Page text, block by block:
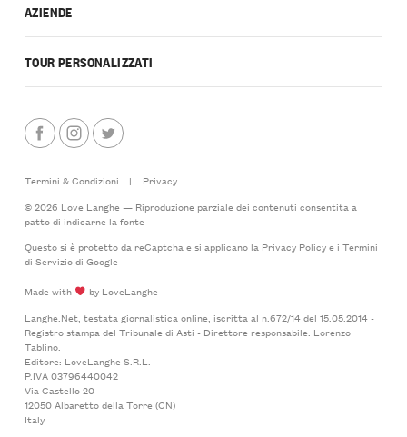
AZIENDE
TOUR PERSONALIZZATI
Termini & Condizioni |
Privacy
© 2026 Love Langhe — Riproduzione parziale dei contenuti consentita a
patto di indicarne la fonte
Questo si è protetto da reCaptcha e si applicano la Privacy Policye i Termini
di Serviziodi Google
Made with
by LoveLanghe
Langhe.Net, testata giornalistica online, iscritta al n.672/14 del 15.05.2014 -
Registro stampa del Tribunale di Asti - Direttore responsabile: Lorenzo
Tablino.
Editore: LoveLanghe S.R.L.
P.IVA 03796440042
Via Castello 20
12050 Albaretto della Torre (CN)
Italy